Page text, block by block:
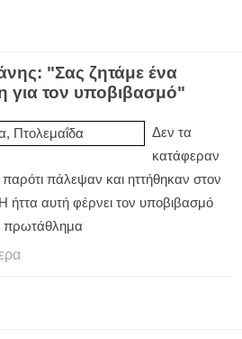
"Σας ζητάμε ένα
για τον υποβιβασμό"
Δεν τα
κατάφεραν
παρότι πάλεψαν και ηττήθηκαν στον
ήττα αυτή φέρνει τον υποβιβασμό
πρωτάθλημα